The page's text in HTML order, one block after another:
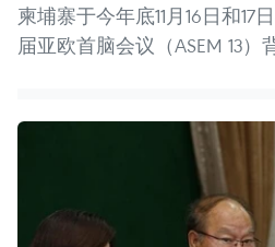
柬埔寨于今年底11月16日和
届亚欧首脑会议（ASEM 13）